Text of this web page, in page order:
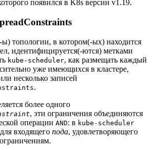
появился в K8s версии v1.19.
топологии, в котором(-ых) находится
идентифицируется(-ются) метками
kube-scheduler, как размещать каждый
уже имеющихся в кластере,
несколько записей
.
более одного
, эти ограничения объединяются
операции AND: в kube-scheduler
входящего пода, удовлетворяющего